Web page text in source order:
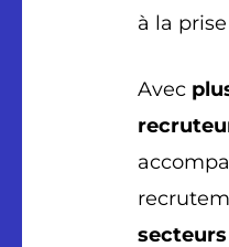
à la
Avec
secteurs